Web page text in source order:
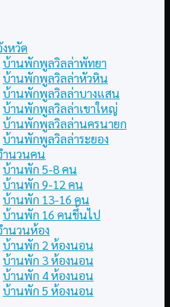
หวัด
บ้านพักพูลวิลล่าพัทยา
บ้านพักพูลวิลล่าหัวหิน
บ้านพักพูลวิลล่าบางแสน
บ้านพักพูลวิลล่าเขาใหญ่
บ้านพักพูลวิลล่านครนายก
บ้านพักพูลวิลล่าระยอง
ำนวนคน
บ้านพัก 5-8 คน
บ้านพัก 9-12 คน
บ้านพัก 13-16 คน
บ้านพัก 16 คนขึ้นไป
ำนวนห้อง
บ้านพัก 2 ห้องนอน
บ้านพัก 3 ห้องนอน
บ้านพัก 4 ห้องนอน
บ้านพัก 5 ห้องนอน